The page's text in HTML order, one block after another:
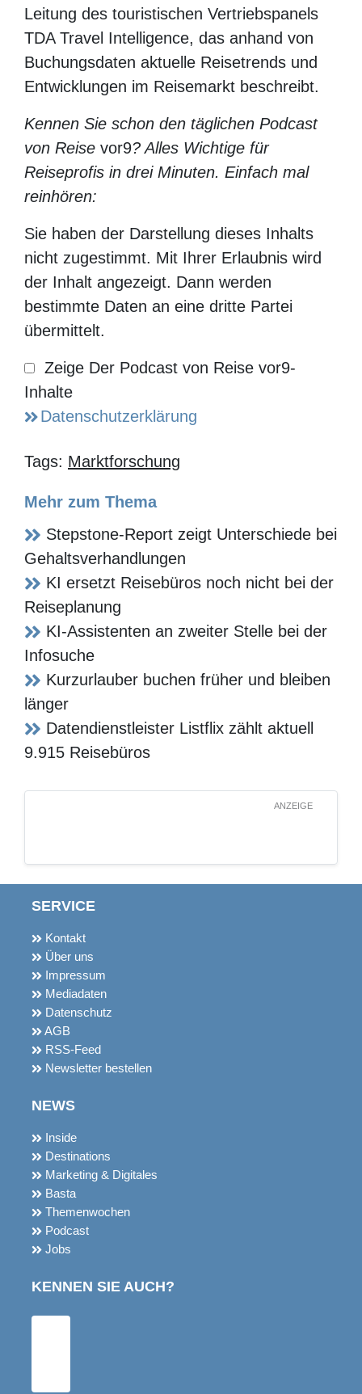
TDA Travel Intelligence, das anhand von
Buchungsdaten aktuelle Reisetrends und
Entwicklungen im Reisemarkt beschreibt.
Kennen Sie schon den täglichen Podcast
von Reisevor9? Alles Wichtige für
Reiseprofis in drei Minuten. Einfach mal
reinhören:
zugestimmt. Mit Ihrer Erlaubnis wird der Inhalt
angezeigt. Dann werden bestimmte Daten an eine
Zeige Der
Podcast von
Inhalte
Stepstone-Report zeigt Unterschiede bei
Gehaltsverhandlungen
KI ersetzt Reisebüros noch nicht bei der
Reiseplanung
KI-Assistenten an zweiter Stelle bei der
Infosuche
Kurzurlauber buchen früher und bleiben
länger
Datendienstleister Listflix zählt aktuell
9.915 Reisebüros
SERVICE
Über uns
Impressum
Mediadaten
Datenschutz
AGB
RSS-Feed
Newsletter bestellen
Destinations
Marketing & Digitales
Basta
Themenwochen
Podcast
Jobs